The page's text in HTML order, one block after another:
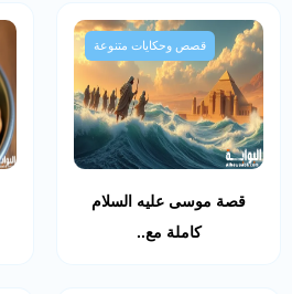
قصص وحكايات متنوعة
قصة موسى عليه السلام
كاملة مع..